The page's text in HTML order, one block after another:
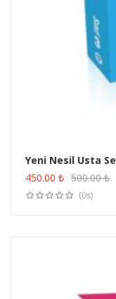
Yeni Nesil Usta
450.00 ₺ 500.00₺
(0s)